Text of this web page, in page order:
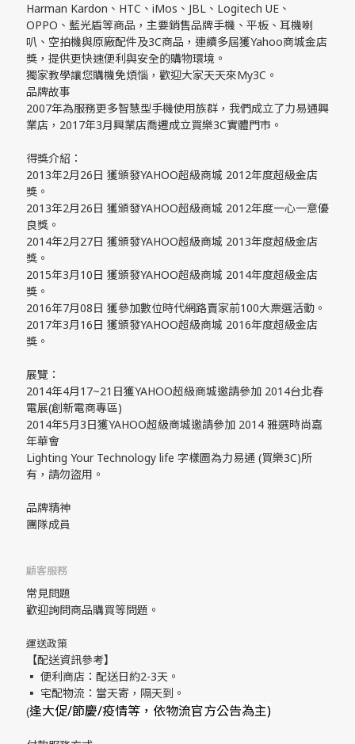
Harman Kardon、HTC、iMos、JBL、Logitech UE、
OPPO、藍光盾等商品，主要銷售品牌手機、平板、耳機喇
叭、空拍機與原廠配件及3C商品，連續多屆獲Yahoo商城金店
獎，提供更快速便利與安全的購物環境。
獨家教學讓您購機免煩惱，歡迎大家天天來My3C。
品牌故事
2007年為服務更多智慧型手機使用族群，我們成立了力易通興
業店，2017年3月興業店喬遷成立買樂3C實體門市。
得獎介紹：
2013年2月26日 獲頒發YAHOO超級商城 2012年度超級金店
獎。
2013年2月26日 獲頒發YAHOO超級商城 2012年度一心一意優
良獎。
2014年2月27日 獲頒發YAHOO超級商城 2013年度超級金店
獎。
2015年3月10日 獲頒發YAHOO超級商城 2014年度超級金店
獎。
2016年7月08日 獲參加數位時代網路賣家前100大票選活動。
2017年3月16日 獲頒發YAHOO超級商城 2016年度超級金店
獎。
展覽：
2014年4月17~21日獲YAHOO超級商城邀請參加 2014台北春
電展(創新電商專區)
2014年5月3日獲YAHOO超級商城邀請參加 2014 雅選時尚嘉
年華會
Lighting Your Technology life 字樣圖為力易通 (買樂3C)所
有，請勿盜用。
品牌精神
團隊成員
顧客服務
常見問題
歡迎詢問商品購買等問題。
運送政策
【配送資訊參考】
▪ 便利商店：配送日約2-3天。
▪ 宅配物流：當天寄，隔天到。
(逢大促/節慶/疫情等，依物流官方公告為主)